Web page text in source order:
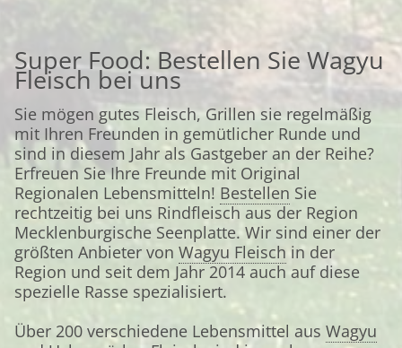
Super Food: Bestellen Sie Wagyu
Fleisch bei uns
Sie mögen gutes Fleisch, Grillen sie regelmäßig
mit Ihren Freunden in gemütlicher Runde und
sind in diesem Jahr als Gastgeber an der Reihe?
Erfreuen Sie Ihre Freunde mit Original
Regionalen Lebensmitteln! Bestellen Sie
rechtzeitig bei uns Rindfleisch aus der Region
Mecklenburgische Seenplatte. Wir sind einer der
größten Anbieter von Wagyu Fleisch in der
Region und seit dem Jahr 2014 auch auf diese
spezielle Rasse spezialisiert.
Über 200 verschiedene Lebensmittel aus Wagyu